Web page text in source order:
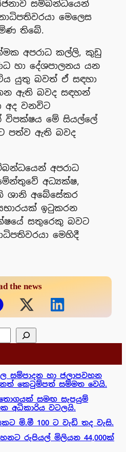
සම්බන්ධයෙන්
මෙලෙස
තිබේ.
අපරාධ කල්ලි, කුඩු
හා දේශපාලනය යන
යුතු බවත් ඒ සඳහා
ඇති බවද සඳහන්
අද වනවිට
විපක්ෂය මේ සියල්ලේ
පත්ව ඇති බවද
අපරාධ
අධ්‍යක්ෂ,
ශානි අබේසේකර
ඉටුකරන
සතුරෙකු බවට
මෙහිදී
the news
සම්පාදන හා ජලාපවහන
කෙටුම්පත් සම්මත වෙයි.
සමඟ සැපයුම්
අධිකාරිය වටලයි.
මි.මී 100 ට වැඩි තද වැසි.
රුපියල් මිලියන 44,000ක්